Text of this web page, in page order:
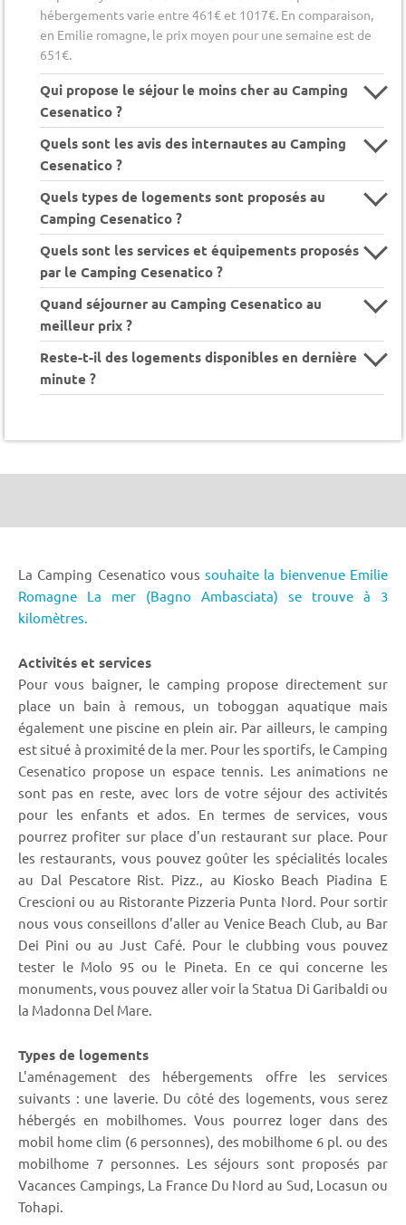
hébergements varie entre 461€ et 1017€. En comparaison,
en Emilie romagne, le prix moyen pour une semaine est de
651€.
Qui propose le séjour le moins cher au Camping
Cesenatico ?
Quels sont les avis des internautes au Camping
Cesenatico ?
Quels types de logements sont proposés au
Camping Cesenatico ?
Quels sont les services et équipements proposés
par le Camping Cesenatico ?
Quand séjourner au Camping Cesenatico au
meilleur prix ?
Reste-t-il des logements disponibles en dernière
minute ?
La Camping Cesenatico voussouhaite la bienvenue Emilie
Romagne La mer (Bagno Ambasciata) se trouve à 3
kilomètres.
Activités et services
Pour vous baigner, le camping propose directement sur
place un bain à remous, un toboggan aquatique mais
également une piscine en plein air. Par ailleurs, le camping
est situé à proximité de la mer. Pour les sportifs, le Camping
Cesenatico propose un espace tennis. Les animations ne
sont pas en reste, avec lors de votre séjour des activités
pour les enfants et ados. En termes de services, vous
pourrez profiter sur place d'un restaurant sur place. Pour
les restaurants, vous pouvez goûter les spécialités locales
au Dal Pescatore Rist. Pizz., au Kiosko Beach Piadina E
Crescioni ou au Ristorante Pizzeria Punta Nord. Pour sortir
nous vous conseillons d'aller au Venice Beach Club, au Bar
Dei Pini ou au Just Café. Pour le clubbing vous pouvez
tester le Molo 95 ou le Pineta. En ce qui concerne les
monuments, vous pouvez aller voir la Statua Di Garibaldi ou
la Madonna Del Mare.
Types de logements
L'aménagement des hébergements offre les services
suivants : une laverie. Du côté des logements, vous serez
hébergés en mobilhomes. Vous pourrez loger dans des
mobil home clim (6 personnes), des mobilhome 6 pl. ou des
mobilhome 7 personnes. Les séjours sont proposés par
Vacances Campings, La France Du Nord au Sud, Locasun ou
Tohapi.